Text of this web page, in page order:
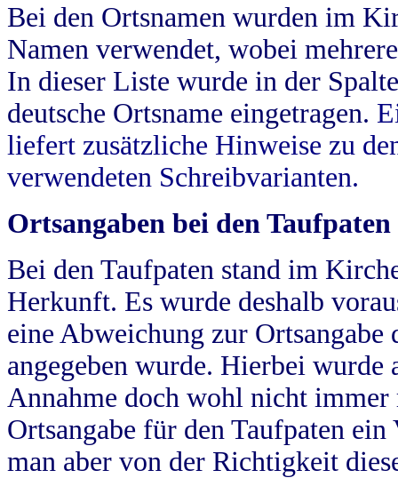
Bei den Ortsnamen wurden im
Namen verwendet, wobei
In dieser Liste wurde in der
deutsche Ortsname eingetragen.
liefert zusätzliche Hinweise zu
verwendeten Schreibvarianten.
Ortsangaben bei den Taufpaten
Bei den Taufpaten stand im
Herkunft. Es wurde deshalb
eine Abweichung zur
angegeben wurde. Hierbei wurde
Annahme doch wohl nicht
Ortsangabe für den Taufpaten
man aber von der Richtigkeit